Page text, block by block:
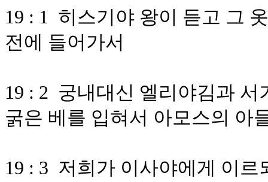
19 : 1 히스기야 왕이 듣고 그
전에 들어가서
19 : 2 궁내대신 엘리야김과
굵은 베를 입혀서 아모스의 아
19 : 3 저희가 이사야에게 이